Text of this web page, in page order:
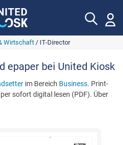
Wirtschaft/ IT-Director
epaper bei United Kiosk
im Bereich Business. Print-
sofort digital lesen (PDF). Über